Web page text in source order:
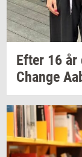
Efter 16
Chan­ge